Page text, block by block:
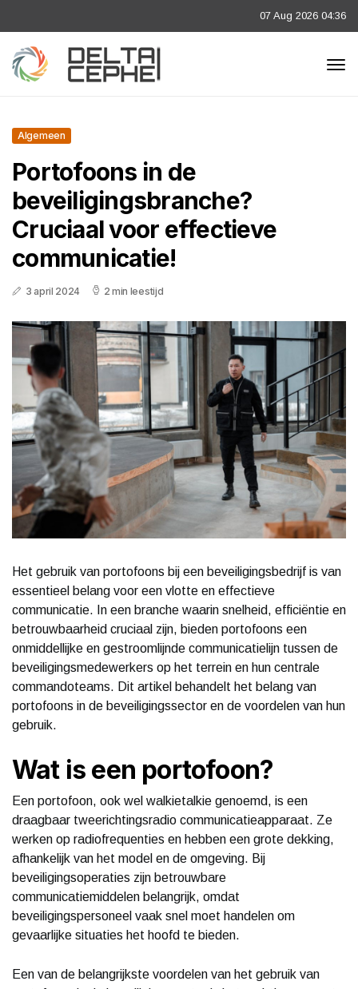
07 Aug 2026 04:36
Algemeen
Portofoons in de
beveiligingsbranche?
Cruciaal voor effectieve
communicatie!
3 april 2024 2 min leestijd
Het gebruik van portofoons bij een beveiligingsbedrijf is van
essentieel belang voor een vlotte en effectieve
communicatie. In een branche waarin snelheid, efficiëntie en
betrouwbaarheid cruciaal zijn, bieden portofoons een
onmiddellijke en gestroomlijnde communicatielijn tussen de
beveiligingsmedewerkers op het terrein en hun centrale
commandoteams. Dit artikel behandelt het belang van
portofoons in de beveiligingssector en de voordelen van hun
gebruik.
Wat is een portofoon?
Een portofoon, ook wel walkietalkie genoemd, is een
draagbaar tweerichtingsradio communicatieapparaat. Ze
werken op radiofrequenties en hebben een grote dekking,
afhankelijk van het model en de omgeving. Bij
beveiligingsoperaties zijn betrouwbare
communicatiemiddelen belangrijk, omdat
beveiligingspersoneel vaak snel moet handelen om
gevaarlijke situaties het hoofd te bieden.
Een van de belangrijkste voordelen van het gebruik van